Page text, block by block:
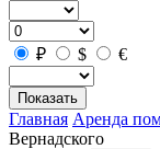
₽ $ €
Показать
Главная Аренда
Вернадского